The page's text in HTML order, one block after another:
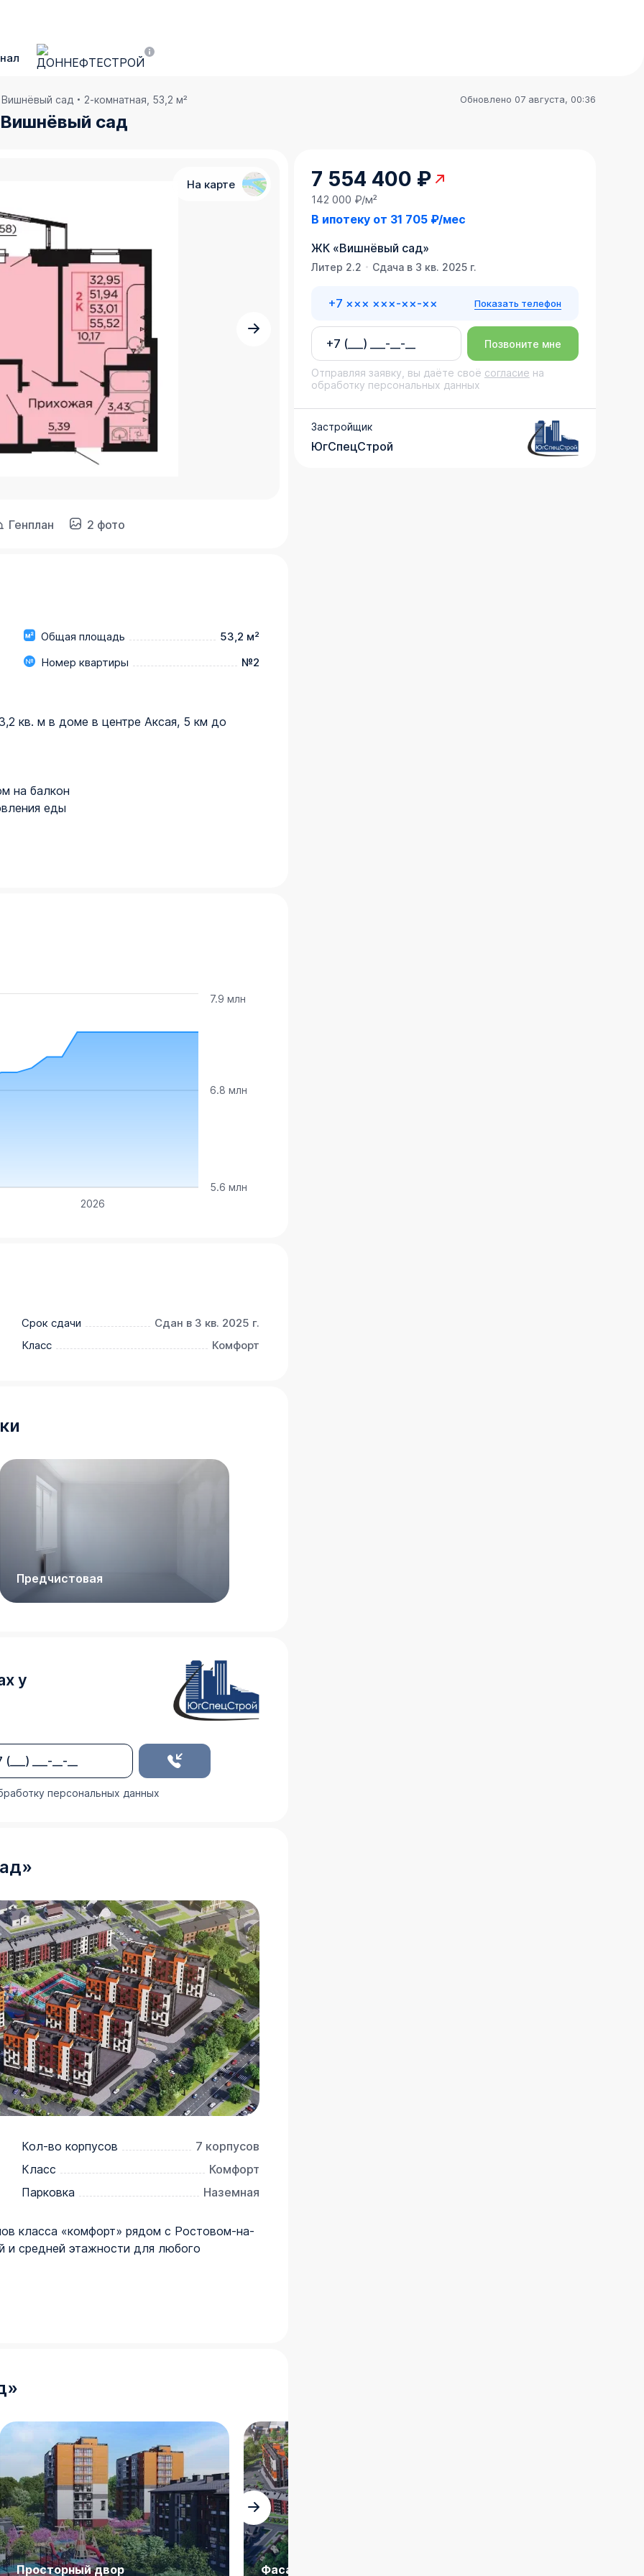
Вишнёвый сад 2-комнатная, 53,2 м²
сад
Обновлено 07 августа, 00:36
Генплан 2 фото
На карте
Общая площадь
53,2 м²
Номер квартиры
№2
кв. м в доме в центре Аксая, 5 км до
уточняйте в отделе продаж.
5.6 млн
6.8 млн
7.9 млн
2026
Срок сдачи
Сдан в 3 кв. 2025 г.
Класс Комфорт
Предчистовая
у
персональных данных
»
Кол-во корпусов
7 корпусов
Класс
Комфорт
Парковка Наземная
класса «комфорт» рядом с Ростовом-на-
и средней этажности для любого
»
Просторный двор Фасад
7 554 400 ₽
142 000 ₽/м²
В ипотеку от 31 705 ₽/мес
ЖК«Вишнёвый сад»
Литер 2.2 Сдача в 3 кв. 2025 г.
+7 ××× ×××-××-×× Показать телефон
Позвоните мне
Отправляя заявку, вы даёте своё согласие на
обработку персональных данных
Застройщик
ЮгСпецСтрой